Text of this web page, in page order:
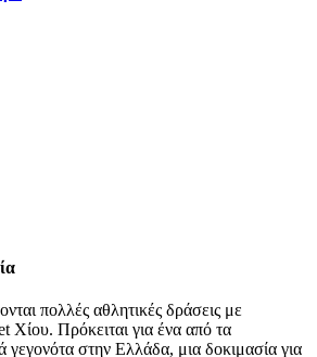
πολλές αθλητικές δράσεις με
Πρόκειται για ένα από τα
γεγονότα στην Ελλάδα, μια δοκιμασία για